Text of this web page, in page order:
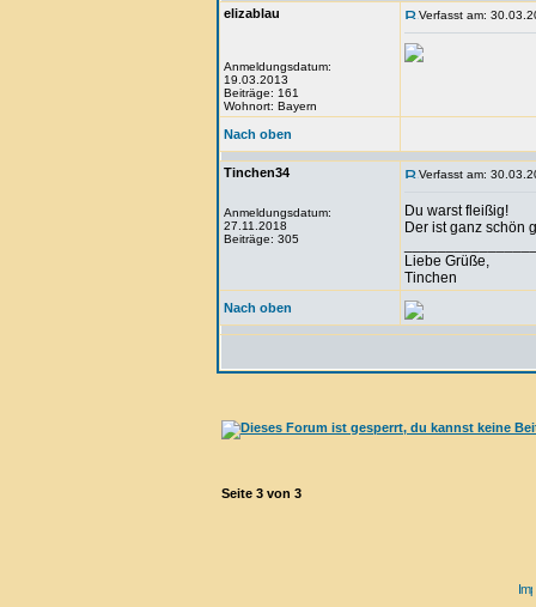
elizablau
Anmeldungsdatum:
19.03.2013
Beiträge: 161
Wohnort: Bayern
Verfasst am:
Nach oben
Tinchen34
Anmeldungsdatum:
27.11.2018
Beiträge: 305
Verfasst am:
Du warst fleißig!
Der ist ganz schön
Liebe Grüße,
Tinchen
Nach oben
Seite 3 von 3